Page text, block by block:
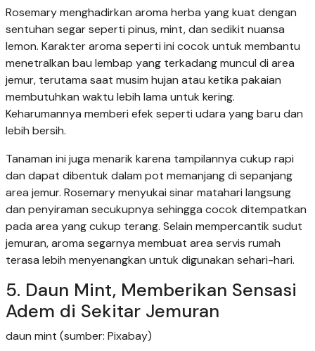
Rosemary menghadirkan aroma herba yang kuat dengan
sentuhan segar seperti pinus, mint, dan sedikit nuansa
lemon. Karakter aroma seperti ini cocok untuk membantu
menetralkan bau lembap yang terkadang muncul di area
jemur, terutama saat musim hujan atau ketika pakaian
membutuhkan waktu lebih lama untuk kering.
Keharumannya memberi efek seperti udara yang baru dan
lebih bersih.
Tanaman ini juga menarik karena tampilannya cukup rapi
dan dapat dibentuk dalam pot memanjang di sepanjang
area jemur. Rosemary menyukai sinar matahari langsung
dan penyiraman secukupnya sehingga cocok ditempatkan
pada area yang cukup terang. Selain mempercantik sudut
jemuran, aroma segarnya membuat area servis rumah
terasa lebih menyenangkan untuk digunakan sehari-hari.
5. Daun Mint, Memberikan Sensasi
Adem di Sekitar Jemuran
daun mint (sumber: Pixabay)